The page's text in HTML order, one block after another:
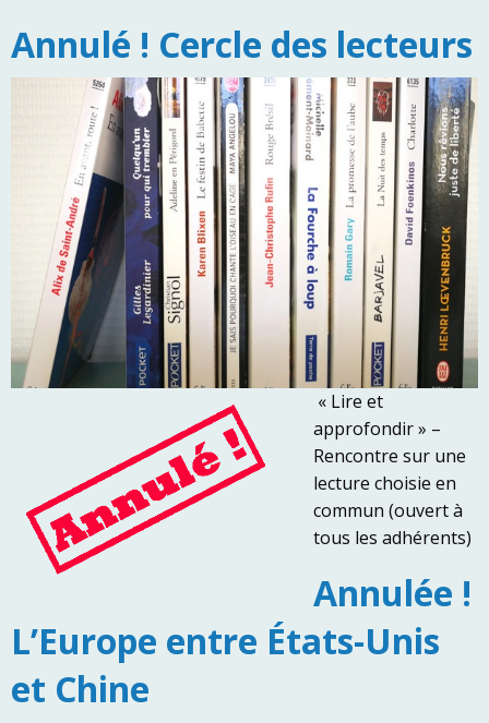
Annulé ! Cercle des lecteurs
« Lire et
approfondir » –
Rencontre sur une
lecture choisie en
commun (ouvert à
tous les adhérents)
Annulée !
L’Europe entre États-Unis
et Chine